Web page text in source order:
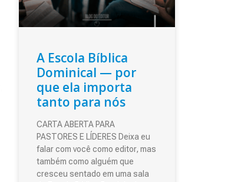
A Escola Bíblica
Dominical — por
que ela importa
tanto para nós
CARTA ABERTA PARA
PASTORES E LÍDERES Deixa eu
falar com você como editor, mas
também como alguém que
cresceu sentado em uma sala